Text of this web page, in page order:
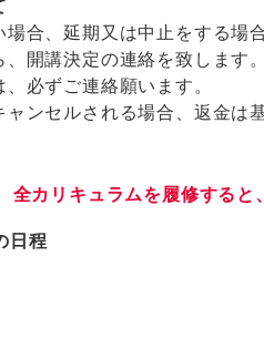
場合、延期又は中止をする場
、開講決定の連絡を致します。
必ずご連絡願います。
ャンセルされる場合、返金は
カリキュラムを履修すると
日程